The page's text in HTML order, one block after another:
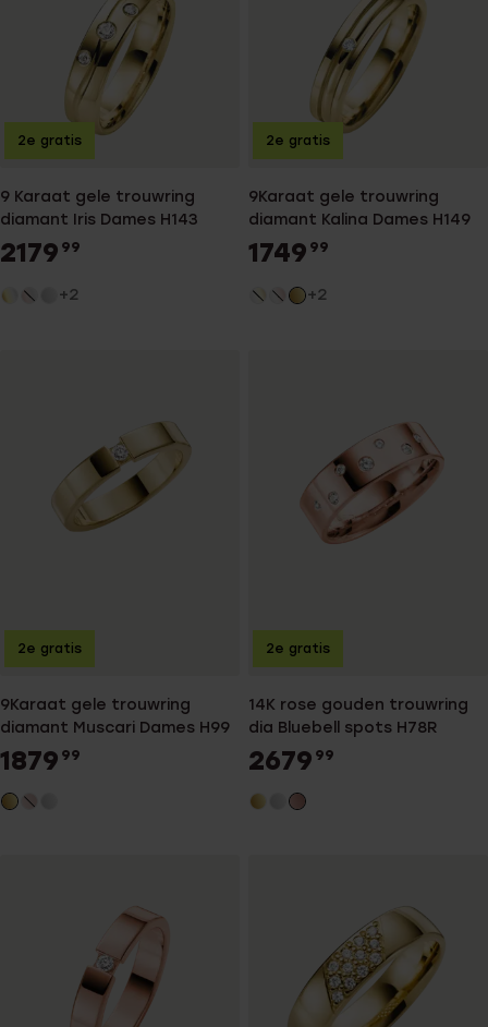
9 Karaat gele trouwring
diamant Iris Dames H143
2179 99
+2
2e gratis
9Karaat gele trouwring
diamant Kalina Dames H149
1749 99
+2
2e gratis
9Karaat gele trouwring
diamant Muscari Dames H99
1879 99
2e gratis
14K rose gouden trouwring
dia Bluebell spots H78R
2679 99
2e gratis